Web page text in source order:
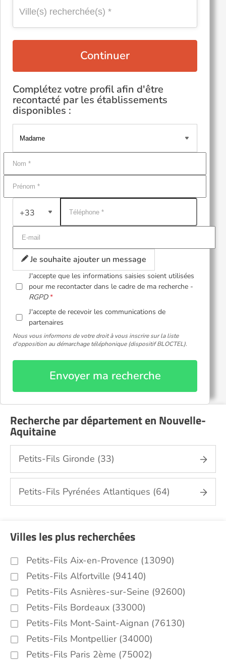
Continuer
Complétez votre profil afin d'être
recontacté par les établissements
disponibles :
+33
Je souhaite ajouter un message
J'accepte que les informations saisies soient utilisées
pour me recontacter dans le cadre de ma recherche -
RGPD
J'accepte de recevoir les communications de
partenaires
Nous vous informons de votre droit à vous inscrire sur la liste
d'opposition au démarchage téléphonique (dispositif BLOCTEL).
Envoyer ma recherche
Recherche par département en Nouvelle-
Aquitaine
Petits-Fils Gironde (33)
Petits-Fils Pyrénées Atlantiques (64)
Villes les plus recherchées
Petits-Fils Aix-en-Provence (13090)
Petits-Fils Alfortville (94140)
Petits-Fils Asnières-sur-Seine (92600)
Petits-Fils Bordeaux (33000)
Petits-Fils Mont-Saint-Aignan (76130)
Petits-Fils Montpellier (34000)
Petits-Fils Paris 2ème (75002)